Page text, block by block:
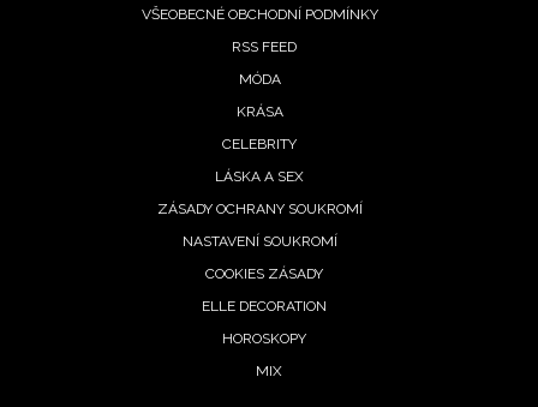
VŠEOBECNÉ OBCHODNÍ PODMÍNKY
RSS FEED
MÓDA
KRÁSA
CELEBRITY
LÁSKA A SEX
ZÁSADY OCHRANY SOUKROMÍ
NASTAVENÍ SOUKROMÍ
COOKIES ZÁSADY
ELLE DECORATION
HOROSKOPY
MIX